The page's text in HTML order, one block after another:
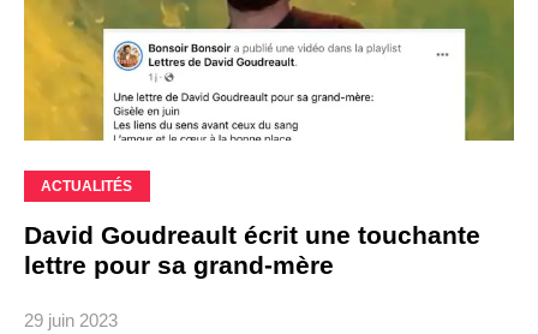
ACTUALITÉS
David Goudreault écrit une touchante
lettre pour sa grand-mère
29 juin 2023